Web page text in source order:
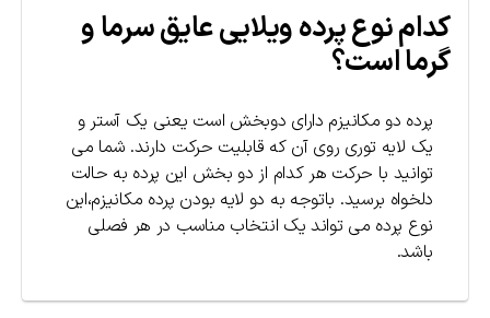
کدام نوع پرده ویلایی عایق سرما و
گرما است؟
پرده دو مکانیزم دارای دوبخش است یعنی یک آستر و
یک لایه توری روی آن که قابلیت حرکت دارند. شما می
توانید با حرکت هر کدام از دو بخش این پرده به حالت
دلخواه برسید. باتوجه به دو لایه بودن پرده مکانیزم،این
نوع پرده می تواند یک انتخاب مناسب در هر فصلی
باشد.